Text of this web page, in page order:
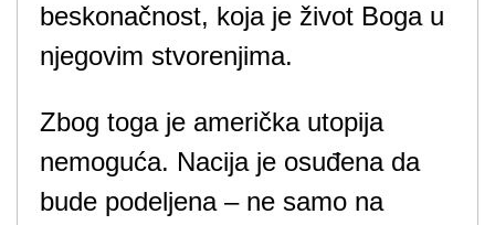
beskonačnost, koja je život Boga u
njegovim stvorenjima.
Zbog toga je američka utopija
nemoguća. Nacija je osuđena da
bude podeljena – ne samo na